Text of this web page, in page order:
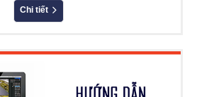
Chi tiết